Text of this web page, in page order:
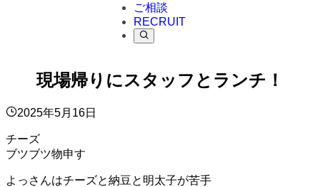
ご相談
RECRUIT
現場帰りにスタッフとランチ！
2025年5月16日
チーズ
ブツブツ物申す
よっさんはチーズと納豆と明太子が苦手